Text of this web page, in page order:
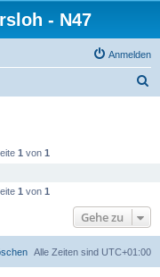
- N47
Anmelden
1 von 1
1 von 1
Gehe zu
Alle Zeiten sind UTC+01:00